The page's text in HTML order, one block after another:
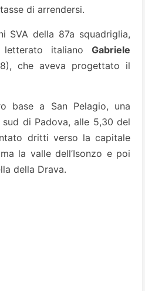
di arrendersi.
SVA della 87a squadriglia,
italiano Gabriele
che aveva progettato il
base a San Pelagio, una
di Padova, alle 5,30 del
dritti verso la capitale
la valle dell’Isonzo e poi
della Drava.